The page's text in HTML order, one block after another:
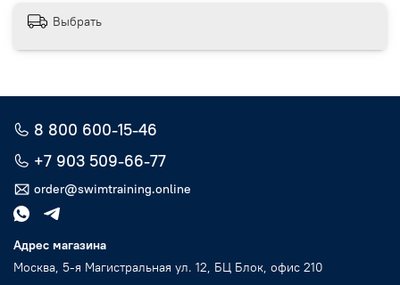
Выбрать
8 800 600-15-46
+7 903 509-66-77
order@swimtraining.online
Адрес магазина
Москва, 5-я Магистральная ул. 12, БЦ Блок, офис 210